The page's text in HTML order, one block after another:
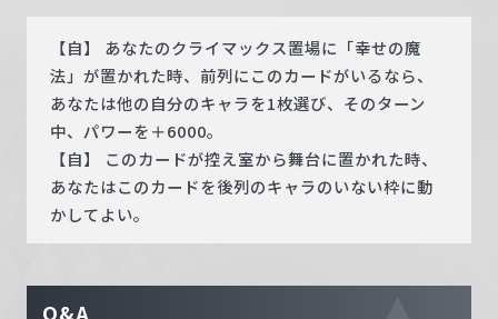
【自】 あなたのクライマックス置場に「幸せの魔
法」が置かれた時、前列にこのカードがいるなら、
あなたは他の自分のキャラを1枚選び、そのターン
中、パワーを＋6000。
【自】 このカードが控え室から舞台に置かれた時、
あなたはこのカードを後列のキャラのいない枠に動
かしてよい。
Q&A